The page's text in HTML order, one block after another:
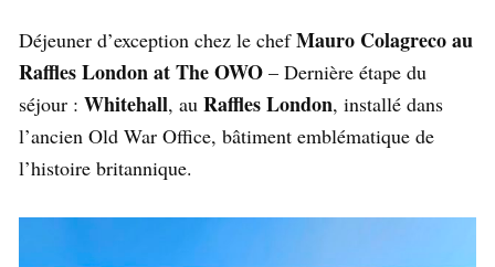
Déjeuner d’exception chez le chefMauro Colagreco au
Raffles London at The OWO – Dernière étape du
séjour : Whitehall, au Raffles London, installé dans
l’ancien Old War Office, bâtiment emblématique de
l’histoire britannique.